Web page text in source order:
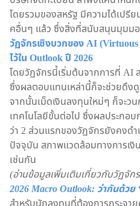
โดยรวมของสหรัฐ มีความได้เปรีย
คอื่นๆ แล้ว ซึ่งสิ่งที่สนับสนุนมุมม
วัฏจักรเชิงบวกของ AI (Virtuous
ไว้ใน Outlook ปี 2026
โดยวัฏจักรนี้เริ่มต้นจากการที่ AI
ซึ่งผลตอบแทนเหล่านี้ก็จะช่วยดึง
จากนั้นเม็ดเงินลงทุนใหม่ๆ ก็จะว
เทคโนโลยีขั้นต่อไป ซึ่งผลประกอบ
ว่า 2 ส่วนแรกของวัฏจักรยังคงดำ
ปัจจุบัน สภาพแวดล้อมทางการเ
เช่นกัน
(อ่านข้อมูลเพิ่มเติมเกี่ยวกับวัฏจัก
2026 Macro Outlook: ว่ากันด้วย